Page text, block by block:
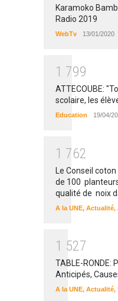
Karamoko
Radio 2019
WebTv 13/01/2020
1 799
ATTECOUBE:
scolaire, les
Education 19/04/
1 762
Le Conseil
de 100
qualité de noix
A la UNE, Actualité,
1 527
TABLE-RONDE:
Anticipés,
A la UNE, Actualité,